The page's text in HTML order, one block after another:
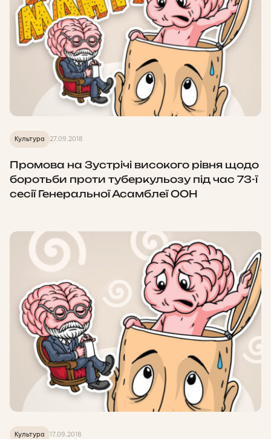
Культура 27.09.2018
Промова на Зустрічі високого рівня щодо
боротьби проти туберкульозу під час 73-ї
сесії Генеральної Асамблеї ООН
Культура 17.09.2018